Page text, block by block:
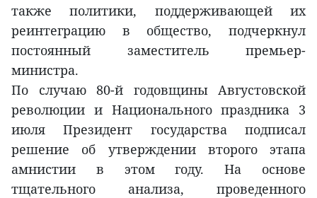
также политики, поддерживающей их
реинтеграцию в общество, подчеркнул
постоянный заместитель премьер-
министра.
По случаю 80-й годовщины Августовской
революции и Национального праздника 3
июля Президент государства подписал
решение об утверждении второго этапа
амнистии в этом году. На основе
тщательного анализа, проведенного